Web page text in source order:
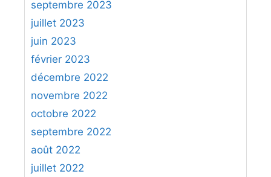
septembre 2023
juillet 2023
juin 2023
février 2023
décembre 2022
novembre 2022
octobre 2022
septembre 2022
août 2022
juillet 2022